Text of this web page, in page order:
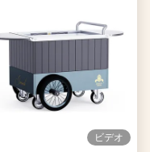
ビデオ